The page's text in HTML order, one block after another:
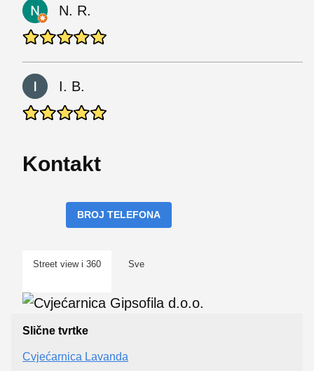
N. R.
I. B.
Kontakt
BROJ TELEFONA
Street view i 360 Sve
Slične tvrtke
Cvjećarnica Lavanda